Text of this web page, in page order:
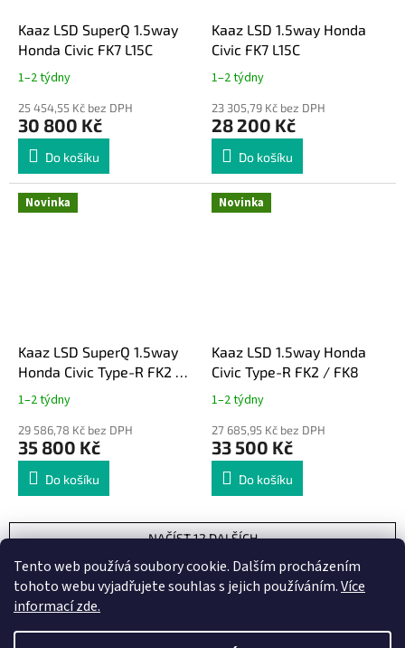
Tento web používá soubory cookie. Dalším procházením
tohoto webu vyjadřujete souhlas s jejich používáním.Více
informací zde.
Kaaz LSD SuperQ 1.5way
Honda Civic FK7 L15C
1–2 týdny
25 454,55 Kč bez DPH
30 800 Kč
Do košíku
Kaaz LSD 1.5way Honda
Civic FK7 L15C
1–2 týdny
23 305,79 Kč bez DPH
28 200 Kč
Do košíku
Novinka
Kaaz LSD SuperQ 1.5way
Honda Civic Type-R FK2 /
FK8
1–2 týdny
29 586,78 Kč bez DPH
35 800 Kč
Do košíku
Novinka
Kaaz LSD 1.5way Honda
Civic Type-R FK2 / FK8
1–2 týdny
27 685,95 Kč bez DPH
33 500 Kč
Do košíku
O
á
NAČÍST 12 DALŠÍCH
S
t
r
k
1 56
669 položek celkem